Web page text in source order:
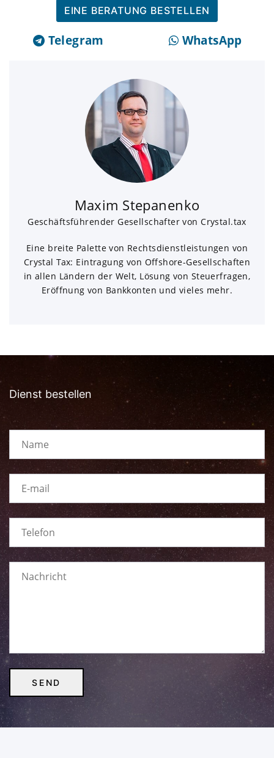
EINE BERATUNG BESTELLEN
Telegram WhatsApp
Maxim Stepanenko
Geschäftsführender Gesellschafter von Crystal.tax
Eine breite Palette von Rechtsdienstleistungen von
Crystal Tax: Eintragung von Offshore-Gesellschaften
in allen Ländern der Welt, Lösung von Steuerfragen,
Eröffnung von Bankkonten und vieles mehr.
Dienst bestellen